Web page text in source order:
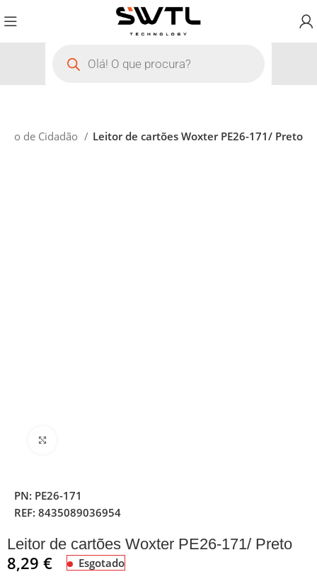
de Cidadão Leitor de cartões Woxter PE26-171/ Preto
PN: PE26-171
REF:8435089036954
Leitor de cartões Woxter PE26-171/ Preto
8,29€ Esgotado